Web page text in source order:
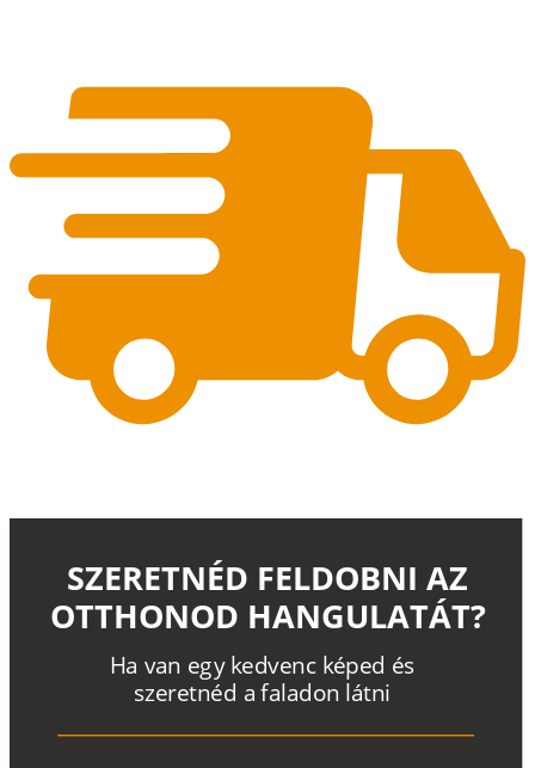
Ha van egy kedvenc képed és
szeretnéd a faladon látni
SZERETNÉD FELDOBNI AZ
OTTHONOD HANGULATÁT?